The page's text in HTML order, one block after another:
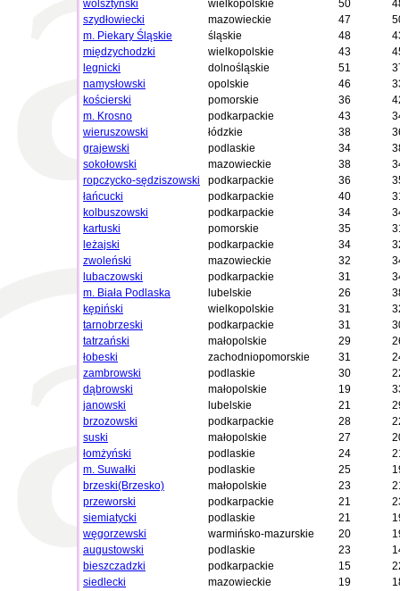
wolsztyński wielkopolskie 50
szydłowiecki
mazowieckie 47
m. Piekary Śląskie
śląskie 48
międzychodzki
wielkopolskie 43
legnicki
dolnośląskie 51
namysłowski
opolskie 46
kościerski
pomorskie 36
m. Krosno
podkarpackie 43
wieruszowski
łódzkie 38
grajewski
podlaskie 34
sokołowski
mazowieckie 38
ropczycko-sędziszowski
podkarpackie 36
łańcucki
podkarpackie 40
kolbuszowski
podkarpackie 34
kartuski
pomorskie 35
leżajski
podkarpackie 34
zwoleński
mazowieckie 32
lubaczowski
podkarpackie 31
m. Biała Podlaska
lubelskie 26
kępiński
wielkopolskie 31
tarnobrzeski
podkarpackie 31
tatrzański
małopolskie 29
łobeski
zachodniopomorskie 31
zambrowski
podlaskie 30
dąbrowski
małopolskie 19
janowski
lubelskie 21
brzozowski
podkarpackie 28
suski
małopolskie 27
łomżyński
podlaskie 24
m. Suwałki
podlaskie 25
brzeski(Brzesko)
małopolskie 23
przeworski
podkarpackie 21
siemiatycki
podlaskie 21
węgorzewski
warmińsko-mazurskie 20
augustowski
podlaskie 23
bieszczadzki
podkarpackie 15
siedlecki
mazowieckie 19